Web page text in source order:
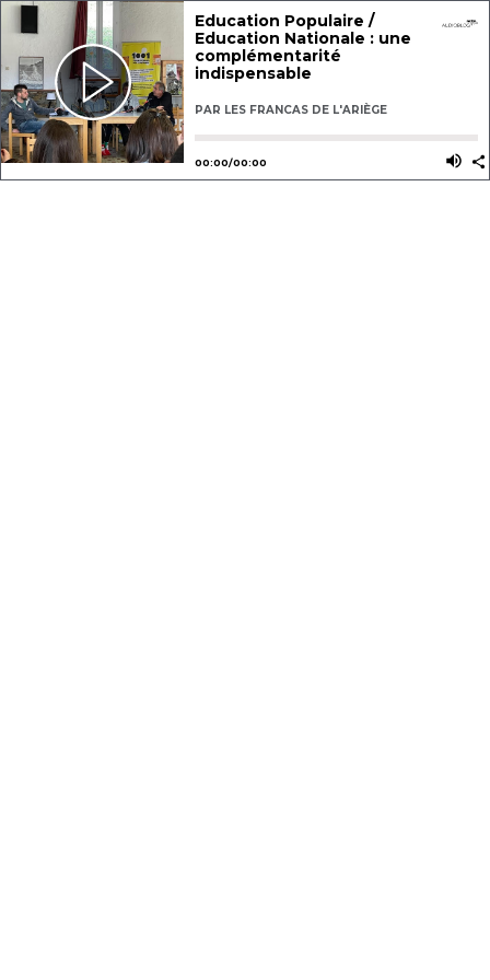
Education Populaire /
Education Nationale : une
complémentarité
indispensable
PAR LES FRANCAS DE L'ARIÈGE
Utilisez les flèches gauche ou
00:00/00:00